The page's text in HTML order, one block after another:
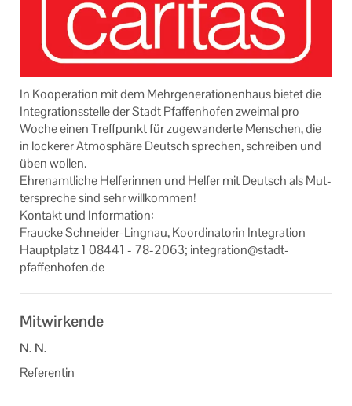
In Ko­ope­ra­ti­on mit dem Mehr­ge­nera­tio­nen­haus bie­tet die
In­te­gra­ti­ons­stel­le der Stadt Pfaf­fen­ho­fen zwei­mal pro
Woche einen Treff­punkt für zu­ge­wan­der­te Men­schen, die
in lo­cke­rer At­mo­sphä­re Deutsch spre­chen, schrei­ben und
üben wol­len.
Eh­ren­amt­li­che Hel­fe­rin­nen und Hel­fer mit Deutsch als Mut­
ter­spre­che sind sehr will­kom­men!
Kon­takt und In­for­ma­ti­on:
Frau­cke Schneider-​Lingnau, Ko­or­di­na­to­rin In­te­gra­ti­on
Haupt­platz 1 08441 - 78-​2063; in­te­gra­ti­on@stadt-​
pfaffenhofen.de
Mitwirkende
N. N.
Referentin